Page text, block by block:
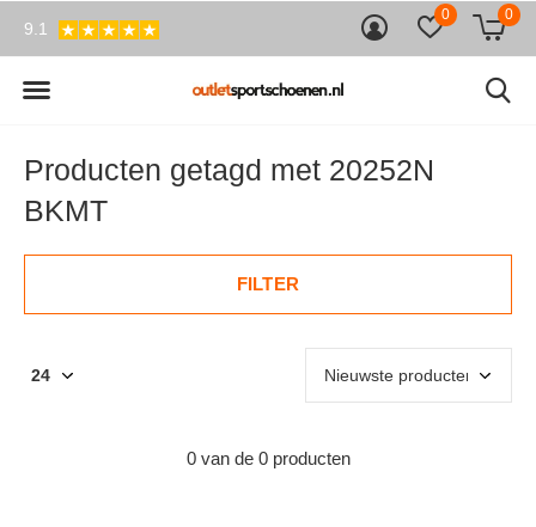
0 0
9.1
Producten getagd met 20252N
BKMT
FILTER
0 van de 0 producten